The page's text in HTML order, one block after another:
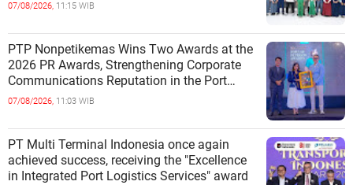
07/08/2026, 11:15 WIB
PTP Nonpetikemas Wins Two Awards at the
2026 PR Awards, Strengthening Corporate
Communications Reputation in the Port
Sector
07/08/2026, 11:03 WIB
PT Multi Terminal Indonesia once again
achieved success, receiving the "Excellence
in Integrated Port Logistics Services" award